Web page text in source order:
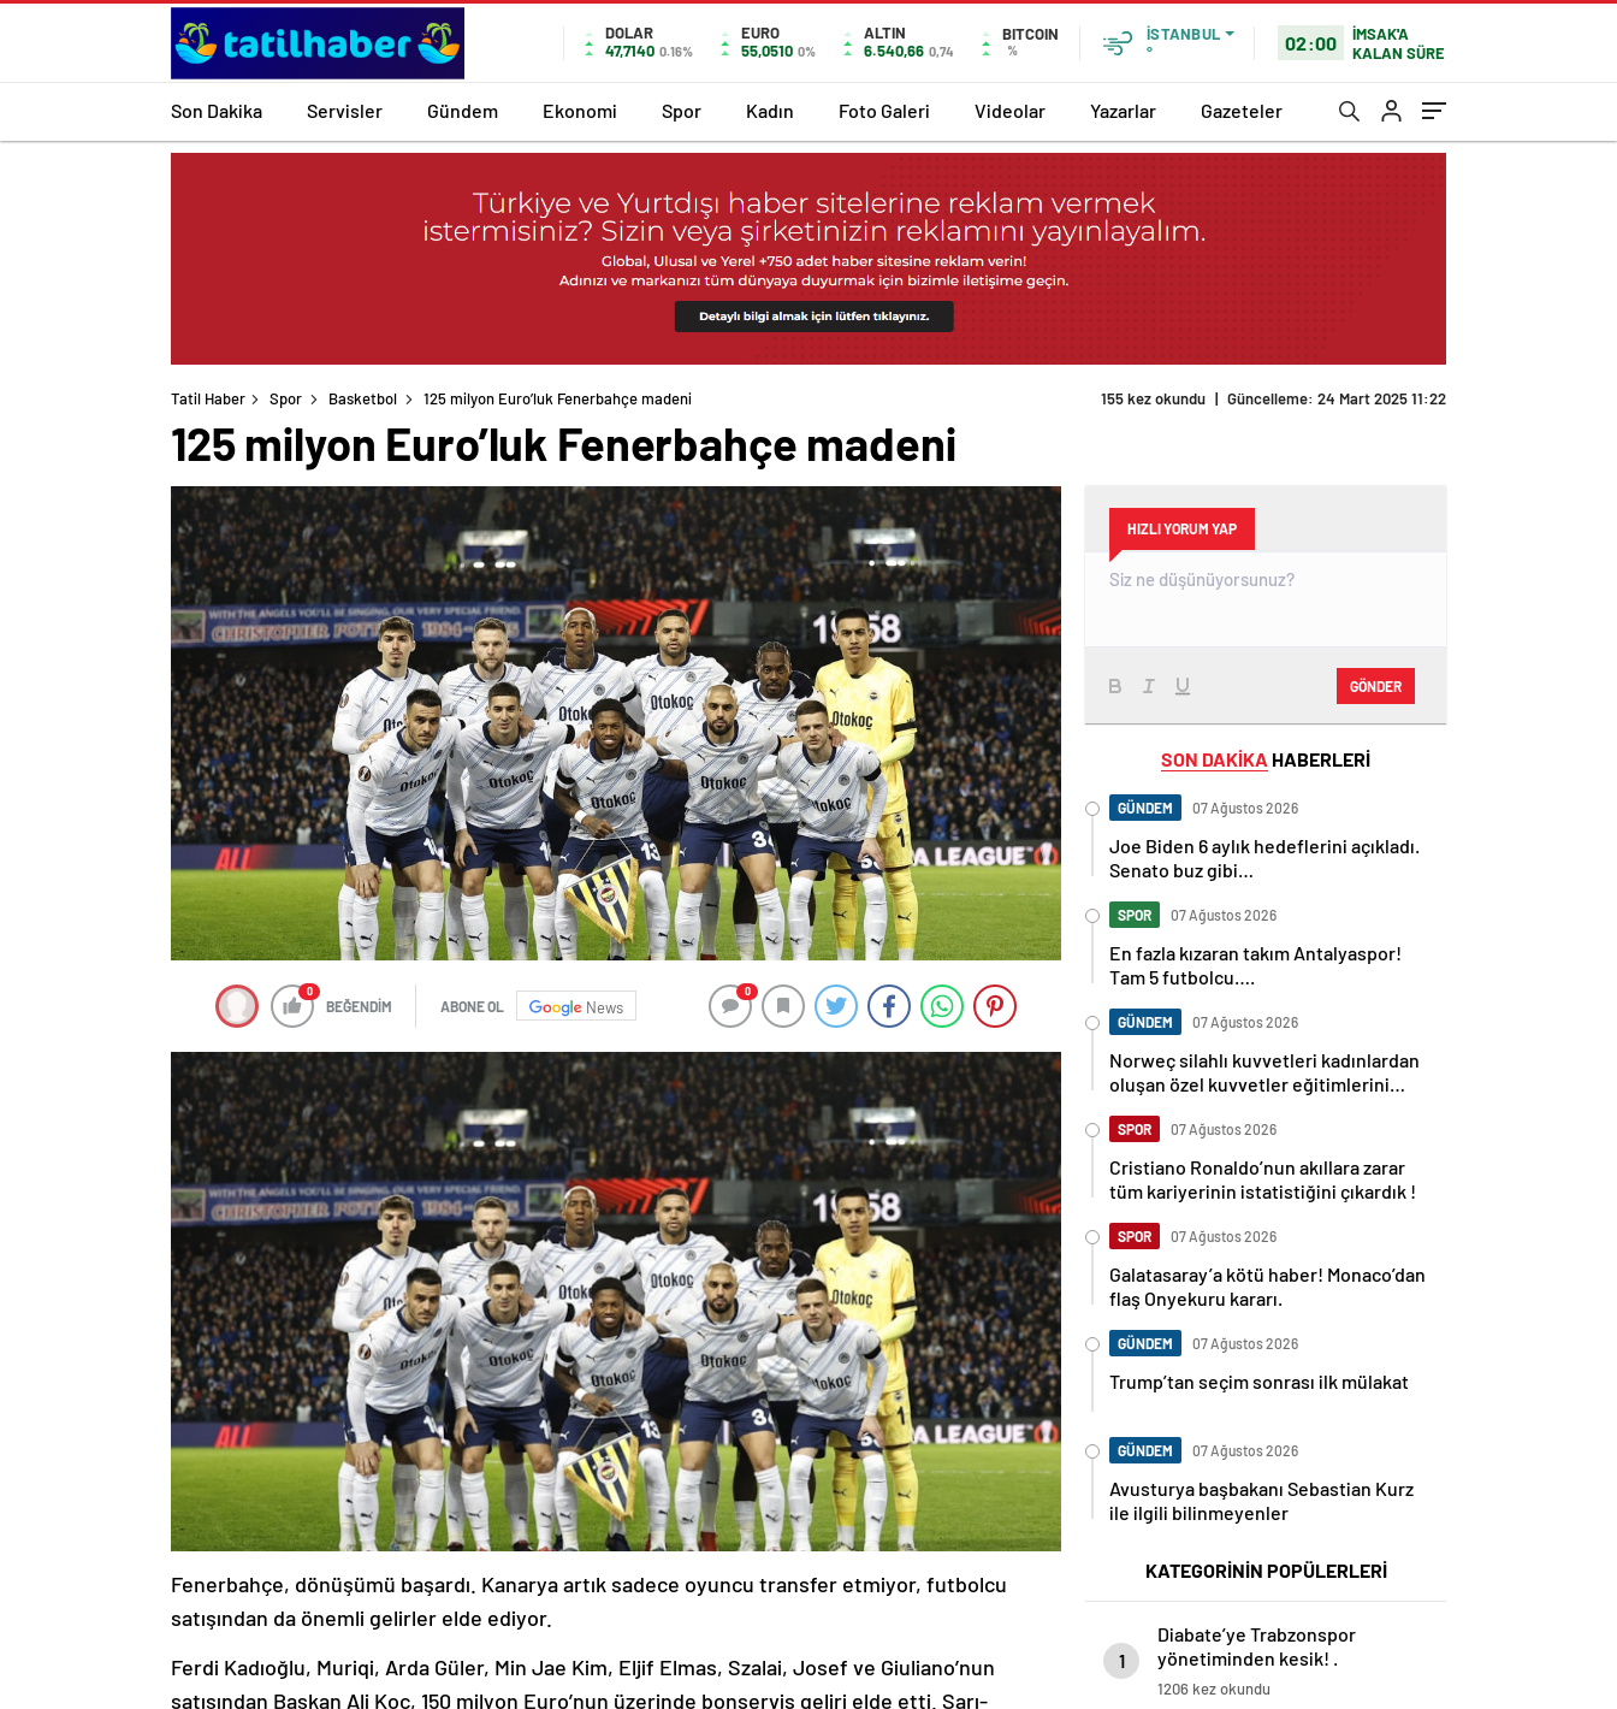
DOLAR
47,7140 0.16%
EURO
55,0510 0%
ALTIN
6.540,66 0,74
BITCOIN
%
İSTANBUL
°
02:00
İMSAK'A
KALAN SÜRE
Son Dakika Servisler Gündem Ekonomi Spor Kadın Foto Galeri Videolar Yazarlar Gazeteler
Tatil Haber Spor Basketbol 125 milyon Euro’luk Fenerbahçe madeni 155 kez okundu | Güncelleme: 24 Mart 2025 11:22
125 milyon Euro’luk Fenerbahçe madeni
0
BEĞENDİM ABONE OL News
0
Fenerbahçe, dönüşümü başardı. Kanarya artık sadece oyuncu transfer etmiyor, futbolcu
satışından da önemli gelirler elde ediyor.
Ferdi Kadıoğlu, Muriqi, Arda Güler, Min Jae Kim, Eljif Elmas, Szalai, Josef ve Giuliano’nun
satışından Başkan Ali Koç, 150 milyon Euro’nun üzerinde bonservis geliri elde etti. Sarı-
HIZLI YORUM YAP
GÖNDER
SON DAKİKA HABERLERİ
GÜNDEM 07 Ağustos 2026
Joe Biden 6 aylık hedeflerini açıkladı.
Senato buz gibi…
SPOR 07 Ağustos 2026
En fazla kızaran takım Antalyaspor!
Tam 5 futbolcu….
GÜNDEM 07 Ağustos 2026
Norweç silahlı kuvvetleri kadınlardan
oluşan özel kuvvetler eğitimlerini
SPOR 07 Ağustos 2026
Cristiano Ronaldo’nun akıllara zarar
tüm kariyerinin istatistiğini çıkardık !
SPOR 07 Ağustos 2026
Galatasaray’a kötü haber! Monaco’dan
flaş Onyekuru kararı.
GÜNDEM 07 Ağustos 2026
Trump’tan seçim sonrası ilk mülakat
GÜNDEM 07 Ağustos 2026
Avusturya başbakanı Sebastian Kurz
ile ilgili bilinmeyenler
KATEGORİNİN POPÜLERLERİ
1
Diabate’ye Trabzonspor
yönetiminden kesik! .
1206 kez okundu